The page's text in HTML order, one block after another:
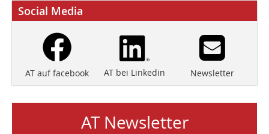
Social Media
AT auf facebook AT bei Linkedin Newsletter
AT Newsletter